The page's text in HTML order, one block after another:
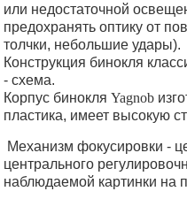
или недостаточной
предохранять оптику от
толчки, небольшие удары).
Конструкция бинокля
- схема.
Корпус бинокля Yagnob
пластика, имеет высокую
Механизм фокусировки -
центрального
наблюдаемой картинки на